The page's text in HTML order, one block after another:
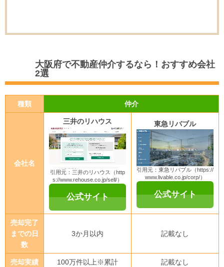
大阪府で不動産仲介するなら！おすすめ会社
2選
種類 仲介
会社名
三井のリハウス
引用元：三井のリハウス（http
s://www.rehouse.co.jp/sell/）
公式サイト
東急リバブル
引用元：東急リバブル（https://
www.livable.co.jp/corp/）
公式サイト
売却完了
までの日
数
3か月以内 記載なし
売却実績 100万件以上※累計 記載なし